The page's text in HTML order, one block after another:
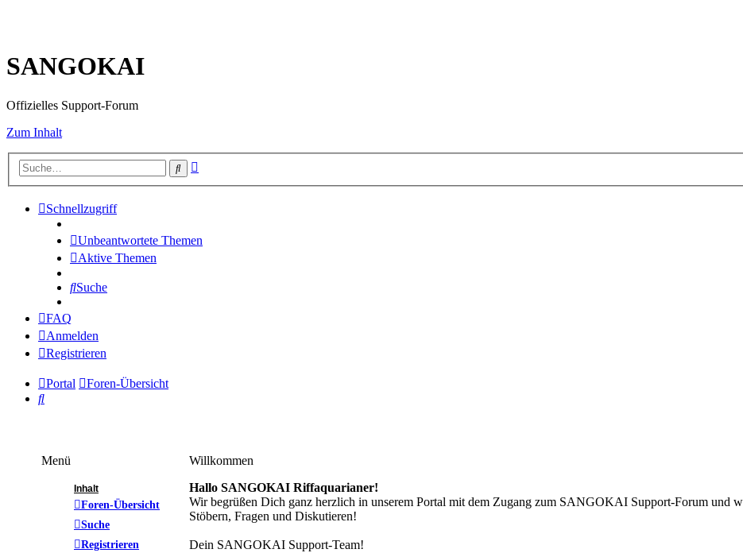
SANGOKAI
Offizielles Support-Forum
Zum Inhalt
Suche
Schnellzugriff
Unbeantwortete Themen
Aktive Themen
Suche
FAQ
Anmelden
Registrieren
Portal
Foren-Übersicht
Suche
Willkommen
Hallo SANGOKAI Riffaquarianer!
Wir begrüßen Dich ganz herzlich in unserem Portal mit dem Zugang zum SANGOKAI Support-Forum und
Stöbern, Fragen und Diskutieren!
Dein SANGOKAI Support-Team!
Menü
Inhalt
Foren-Übersicht
Suche
Registrieren